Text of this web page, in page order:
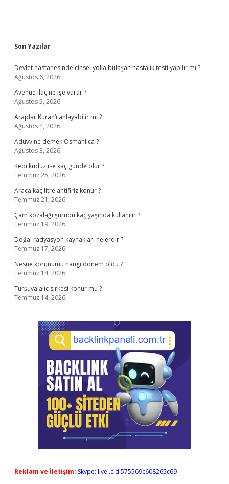
Sidebar
Son Yazılar
Devlet hastanesinde cinsel yolla bulaşan hastalık testi yapılır mı ?
Ağustos 6, 2026
Avenue ilaç ne işe yarar ?
Ağustos 5, 2026
Araplar Kuran’ı anlayabilir mi ?
Ağustos 4, 2026
Aduvv ne demek Osmanlıca ?
Ağustos 3, 2026
Kedi kuduz ise kaç günde ölür ?
Temmuz 25, 2026
Araca kaç litre antifiriz konur ?
Temmuz 21, 2026
Çam kozalağı şurubu kaç yaşında kullanılır ?
Temmuz 19, 2026
Doğal radyasyon kaynakları nelerdir ?
Temmuz 17, 2026
Nesne korunumu hangi dönem oldu ?
Temmuz 14, 2026
Turşuya alıç sirkesi konur mu ?
Temmuz 14, 2026
Reklam ve İletişim: Skype: live:.cid.575569c608265c69